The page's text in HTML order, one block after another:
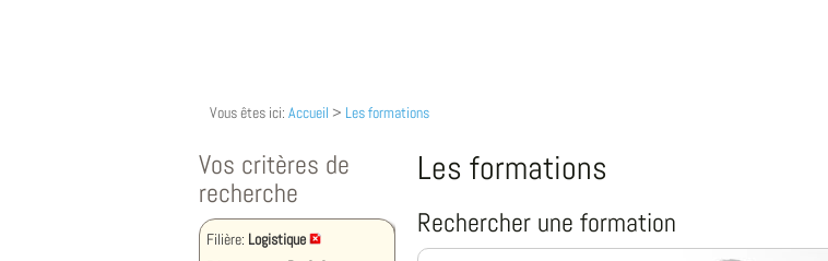
Vous êtes ici: Accueil > Les formations
Vos critères de
recherche
Filière: Logistique
Les formations
Rechercher une formation